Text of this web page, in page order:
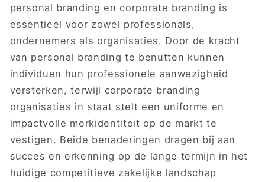
personal branding en corporate branding is
essentieel voor zowel professionals,
ondernemers als organisaties. Door de kracht
van personal branding te benutten kunnen
individuen hun professionele aanwezigheid
versterken, terwijl corporate branding
organisaties in staat stelt een uniforme en
impactvolle merkidentiteit op de markt te
vestigen. Beide benaderingen dragen bij aan
succes en erkenning op de lange termijn in het
huidige competitieve zakelijke landschap